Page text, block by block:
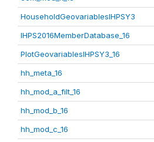
HouseholdGeovariablesIHPSY3
IHPS2016MemberDatabase_16
PlotGeovariablesIHPSY3_16
hh_meta_16
hh_mod_a_filt_16
hh_mod_b_16
hh_mod_c_16